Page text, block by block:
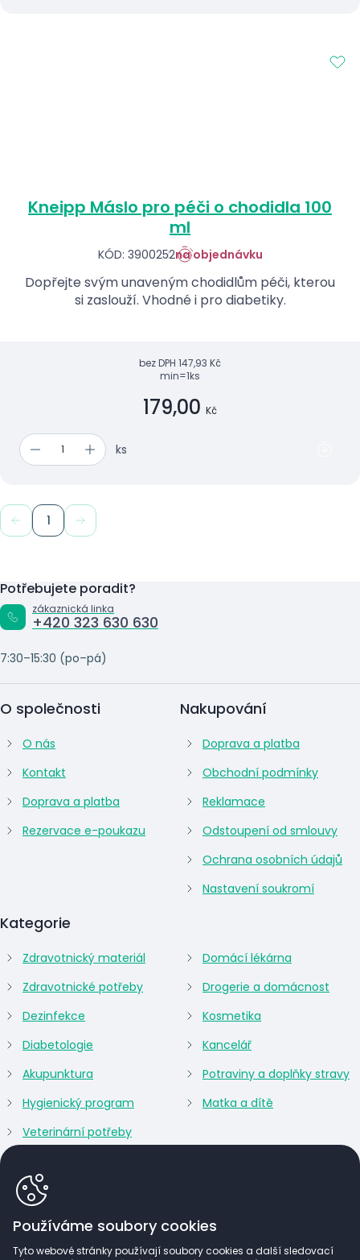
Používáme soubory cookies
Tyto webové stránky používají soubory cookies a další sledovací
Kneipp Máslo pro péči o chodidla 100
ml
KÓD: 3900252na objednávku
Dopřejte svým unaveným chodidlům péči, kterou
si zaslouží. Vhodné i pro diabetiky.
bez DPH 147,93 Kč
min=1ks
179,00 Kč
ks
1
Potřebujete poradit?
zákaznická linka
+420 323 630 630
7:30–15:30 (po–pá)
O společnosti
O nás
Kontakt
Doprava a platba
Rezervace e-poukazu
Kategorie
Zdravotnický materiál
Zdravotnické potřeby
Dezinfekce
Diabetologie
Akupunktura
Hygienický program
Veterinární potřeby
Domácí lékárna
Drogerie a domácnost
Kosmetika
Kancelář
Potraviny a doplňky stravy
Matka a dítě
Nakupování
Doprava a platba
Obchodní podmínky
Reklamace
Odstoupení od smlouvy
Ochrana osobních údajů
Nastavení soukromí